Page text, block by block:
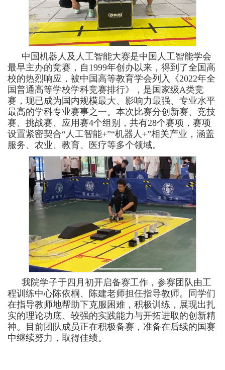
中国机器人及人工智能大赛是中国人工智能学会
最早主办的竞赛，自1999年创办以来，得到了全国高
校的热烈响应，被中国高等教育学会列入《2022年全
国普通高等学校学科竞赛排行》，是国家级A类竞
赛，现已成为国内规模最大、影响力最强、专业水平
最高的学科专业赛事之一。本次比赛分创新赛、竞技
赛、挑战赛、应用赛4个组别，共有28个赛项， 赛项
设置紧密契合“人工智能+”“机器人+”相关产业，涵盖
服务、农业、教育、医疗等多个领域。
我院学子于四月初开启备赛工作，参赛团队由工
程训练中心陈依桐、陈建老师担任指导教师。同学们
在指导教师地帮助下克服困难，积极训练，展现出扎
实的理论功底、较强的实践能力与开拓进取的创新精
神。目前团队成员正在积极备赛，准备在后续的国赛
中继续努力，取得佳绩。